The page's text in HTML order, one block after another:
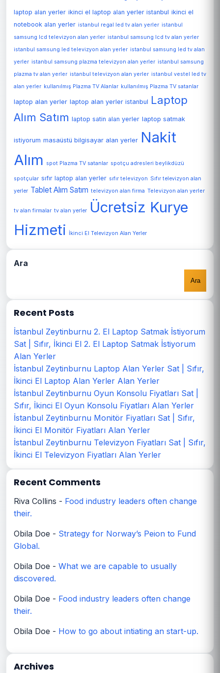
laptop alan yerler ikinci el laptop alan yerler istanbul ikinci el
notebook alan yerler istanbul regal led tv alan yerler istanbul
samsung lcd televizyon alan yerler istanbul samsung lcd tv alan yerler
istanbul samsung led televizyon alan yerler istanbul samsung led tv alan
yerler istanbul samsung plazma televizyon alan yerler istanbul samsung
plazma tv alan yerler istanbul televizyon alan yerler istanbul vestel led tv
alan yerler kullanılmış Plazma TV Alanlar kullanılmış Plazma TV satanlar
laptop alan yerler laptop alan yerler istanbul Laptop
Alım Satım laptop satin alan yerler laptop satmak
istiyorum masaüstü bilgisayar alan yerler Nakit
Alım
spot Plazma TV satanlar spotçu adresleri beylikdüzü
spotçular sıfır laptop alan yerler sıfır televizyon Sıfır televizyon alan
yerler Tablet Alım Satım televizyon alan firma Televizyon alan yerler
tv alan firmalar tv alan yerler
Ücretsiz Kurye
Hizmeti
İkinci El Televizyon Alan Yerler
Ara
Ara
Recent Posts
İstanbul Zeytinburnu 2. El Laptop Satmak İstiyorum
Sat | Sıfır, İkinci El 2. El Laptop Satmak İstiyorum
Alan Yerler
İstanbul Zeytinburnu Laptop Alan Yerler Sat | Sıfır,
İkinci El Laptop Alan Yerler Alan Yerler
İstanbul Zeytinburnu Oyun Konsolu Fiyatları Sat |
Sıfır, İkinci El Oyun Konsolu Fiyatları Alan Yerler
İstanbul Zeytinburnu Monitör Fiyatları Sat | Sıfır,
İkinci El Monitör Fiyatları Alan Yerler
İstanbul Zeytinburnu Televizyon Fiyatları Sat | Sıfır,
İkinci El Televizyon Fiyatları Alan Yerler
Recent Comments
Riva Collins - Food industry leaders often change
their.
Obila Doe - Strategy for Norway’s Peion to Fund
Global.
Obila Doe - What we are capable to usually
discovered.
Obila Doe - Food industry leaders often change
their.
Obila Doe - How to go about intiating an start-up.
Archives